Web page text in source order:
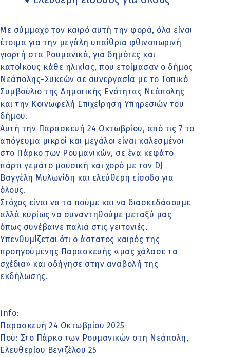
Με σύμμαχο τον καιρό αυτή την φορά, όλα είναι
έτοιμα για την μεγάλη υπαίθρια φθινοπωρινή
γιορτή στα Ρουμανικά, για δημότες και
κατοίκους κάθε ηλικίας, που ετοίμασαν ο δήμος
Νεάπολης-Συκεών σε συνεργασία με το Τοπικό
Συμβούλιο της Δημοτικής Ενότητας Νεάπολης
και την Κοινωφελή Επιχείρηση Υπηρεσιών του
δήμου.
Αυτή την Παρασκευή 24 Οκτωβρίου, από τις 7 το
απόγευμα μικροί και μεγάλοι είναι καλεσμένοι
στο Πάρκο των Ρουμανικών, σε ένα κεφάτο
πάρτι γεμάτο μουσική και χορό με τον DJ
Βαγγέλη Μυλωνίδη και ελεύθερη είσοδο για
όλους.
Στόχος είναι να τα πούμε και να διασκεδάσουμε
αλλά κυρίως να συναντηθούμε μεταξύ μας
όπως συνέβαινε παλιά στις γειτονιές.
Υπενθυμίζεται ότι ο άστατος καιρός της
προηγούμενης Παρασκευής «μας χάλασε τα
σχέδια» και οδήγησε στην αναβολή της
εκδήλωσης.
Info:
Παρασκευή 24 Οκτωβρίου 2025
Πού: Στο Πάρκο των Ρουμανικών στη Νεάπολη,
Ελευθερίου Βενιζέλου 25